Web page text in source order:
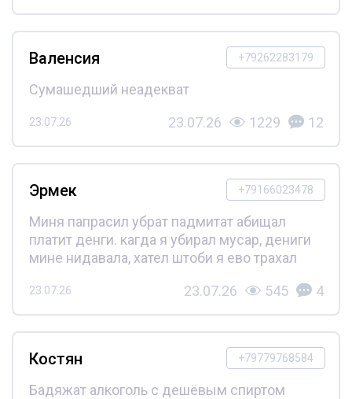
+79262283179
Валенсия
Сумашедший неадекват
23.07.26 23.07.26 1229 12
+79166023478
Эрмек
Миня папрасил убрат падмитат абищал
платит денги. кагда я убирал мусар, дениги
мине нидавала, хател штоби я ево трахал
23.07.26 23.07.26 545 4
+79779768584
Костян
Бадяжат алкоголь с дешёвым спиртом